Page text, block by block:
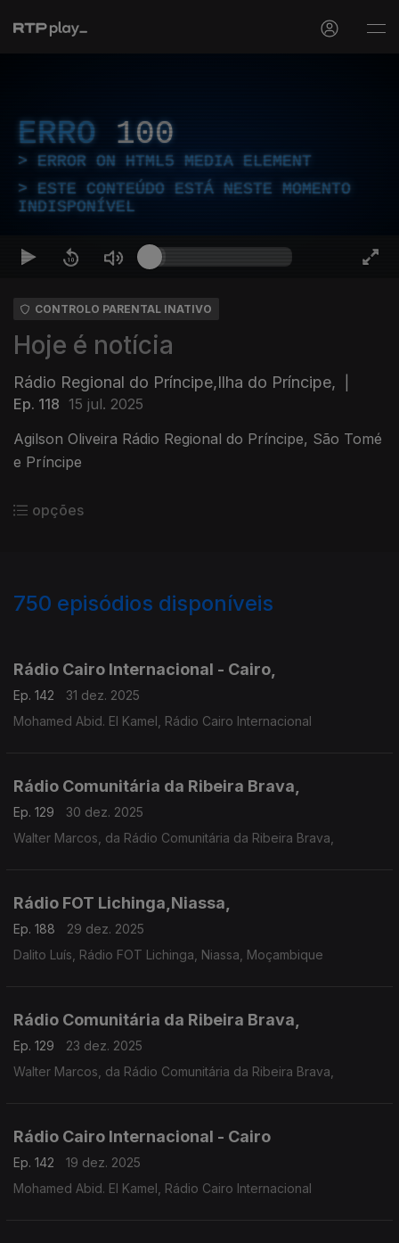
ERRO 100
ERROR ON HTML5 MEDIA ELEMENT
ESTE CONTEÚDO ESTÁ NESTE MOMENTO
INDISPONÍVEL
CONTROLO PARENTAL INATIVO
Hoje é notícia
Rádio Regional do Príncipe,Ilha do Príncipe,
Ep. 118 15 jul. 2025
Agilson Oliveira Rádio Regional do Príncipe, São Tomé
e Príncipe
opções
750 episódios disponíveis
Rádio Cairo Internacional - Cairo,
Ep. 142
31 dez. 2025
Mohamed Abid. El Kamel, Rádio Cairo Internacional
Rádio Comunitária da Ribeira Brava,
Ep. 129
30 dez. 2025
Walter Marcos, da Rádio Comunitária da Ribeira Brava,
Rádio FOT Lichinga,Niassa,
Ep. 188
29 dez. 2025
Dalito Luís, Rádio FOT Lichinga, Niassa, Moçambique
Rádio Comunitária da Ribeira Brava,
Ep. 129
23 dez. 2025
Walter Marcos, da Rádio Comunitária da Ribeira Brava,
Rádio Cairo Internacional - Cairo
Ep. 142
19 dez. 2025
Mohamed Abid. El Kamel, Rádio Cairo Internacional